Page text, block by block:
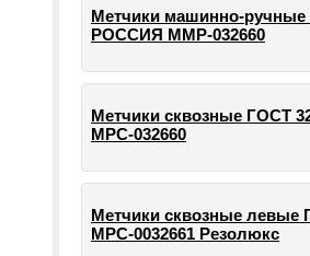
Метчики машинно-ручные
РОССИЯ ММР-032660
Метчики сквозные ГОСТ
МРС-032660
Метчики сквозные левые
МРС-0032661 Резолюкс